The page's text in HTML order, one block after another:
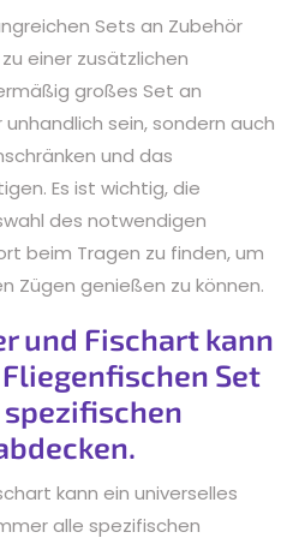
Sets an Zubehör
einer zusätzlichen
großes Set an
sein, sondern auch
und das
Es ist wichtig, die
des notwendigen
beim Tragen zu finden, um
Zügen genießen zu können.
und Fischart kann
Set
kann ein universelles
alle spezifischen